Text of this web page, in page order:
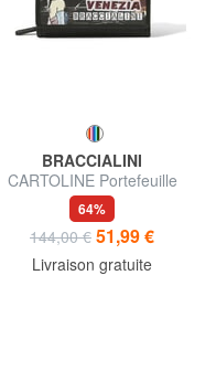
BRACCIALINI
CARTOLINE Portefeuille
moyen VENICE
64%
144,00 € 51,99 €
Livraison gratuite